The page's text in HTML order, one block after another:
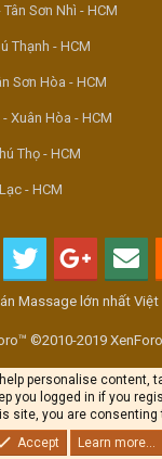
Sơn Nhì - HCM
Thạnh - HCM
Sơn Hòa - HCM
Xuân Hòa - HCM
Thọ - HCM
- HCM
Massage lớn nhất Việt
©2010-2019
personalise content,
you logged in if you
site, you are
Accept
Learn more...